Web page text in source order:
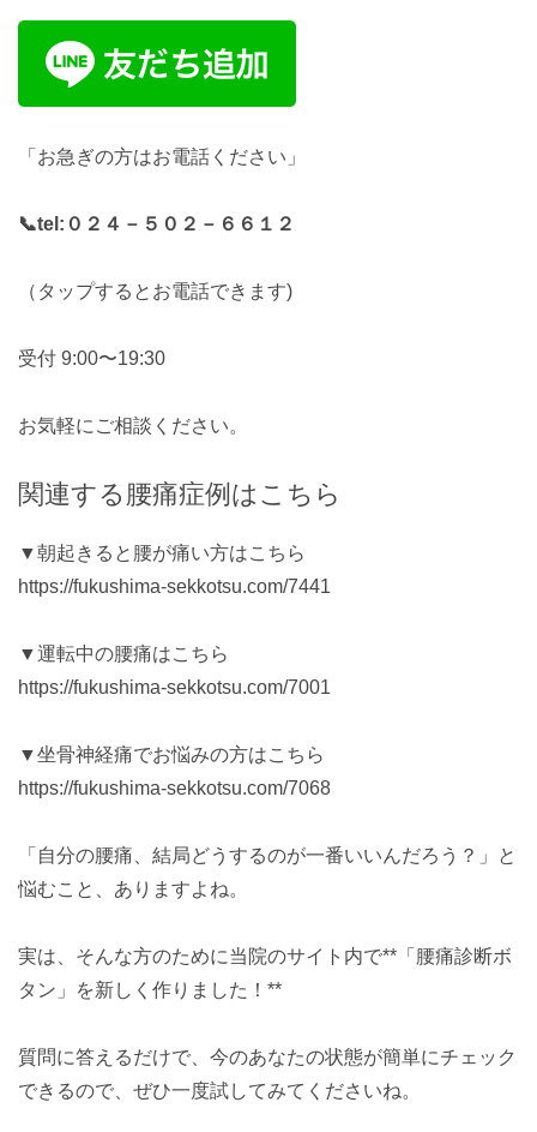
「お急ぎの方はお電話ください」
📞tel: ０２４－５０２－６６１２
（タップするとお電話できます)
受付 9:00〜19:30
お気軽にご相談ください。
関連する腰痛症例はこちら
▼朝起きると腰が痛い方はこちら
https://fukushima-sekkotsu.com/7441
▼運転中の腰痛はこちら
https://fukushima-sekkotsu.com/7001
▼坐骨神経痛でお悩みの方はこちら
https://fukushima-sekkotsu.com/7068
「自分の腰痛、結局どうするのが一番いいんだろう？」と
悩むこと、ありますよね。
実は、そんな方のために当院のサイト内で**「腰痛診断ボ
タン」を新しく作りました！**
質問に答えるだけで、今のあなたの状態が簡単にチェック
できるので、ぜひ一度試してみてくださいね。